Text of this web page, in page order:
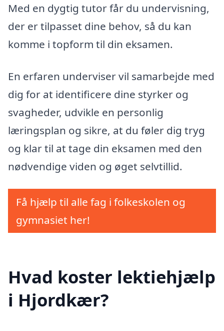
Med en dygtig tutor får du undervisning,
der er tilpasset dine behov, så du kan
komme i topform til din eksamen.
En erfaren underviser vil samarbejde med
dig for at identificere dine styrker og
svagheder, udvikle en personlig
læringsplan og sikre, at du føler dig tryg
og klar til at tage din eksamen med den
nødvendige viden og øget selvtillid.
Få hjælp til alle fag i folkeskolen og
gymnasiet her!
Hvad koster lektiehjælp
i Hjordkær?